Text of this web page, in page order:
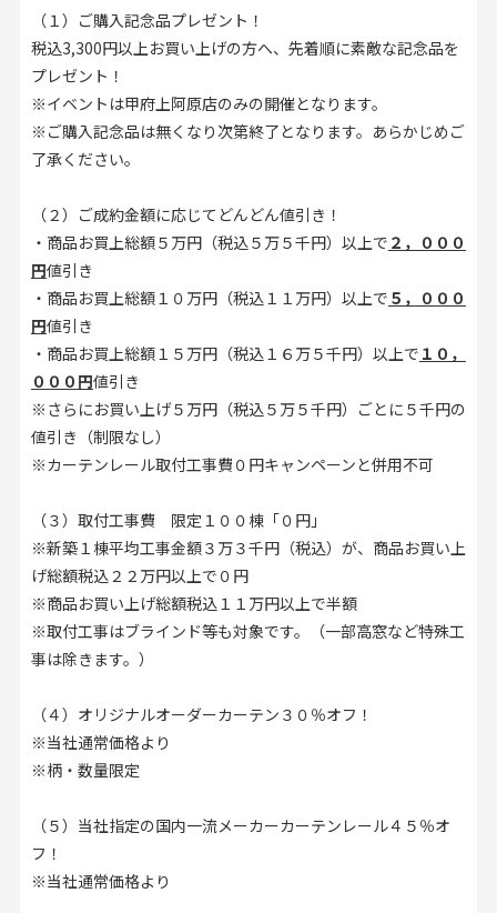
（１）ご購入記念品プレゼント！
税込3,300円以上お買い上げの方へ、先着順に素敵な記念品を
プレゼント！
※イベントは甲府上阿原店のみの開催となります。
※ご購入記念品は無くなり次第終了となります。あらかじめご
了承ください。
（２）ご成約金額に応じてどんどん値引き！
・商品お買上総額５万円（税込５万５千円）以上で ２，０００
円値引き
・商品お買上総額１０万円（税込１１万円）以上で ５，０００
円値引き
・商品お買上総額１５万円（税込１６万５千円）以上で １０，
０００円値引き
※さらにお買い上げ５万円（税込５万５千円）ごとに５千円の
値引き（制限なし）
※カーテンレール取付工事費０円キャンペーンと併用不可
（３）取付工事費 限定１００棟「０円」
※新築１棟平均工事金額３万３千円（税込）が、商品お買い上
げ総額税込２２万円以上で０円
※商品お買い上げ総額税込１１万円以上で半額
※取付工事はブラインド等も対象です。（一部高窓など特殊工
事は除きます。）
（４）オリジナルオーダーカーテン３０％オフ！
※当社通常価格より
※柄・数量限定
（５）当社指定の国内一流メーカーカーテンレール４５％オ
フ！
※当社通常価格より